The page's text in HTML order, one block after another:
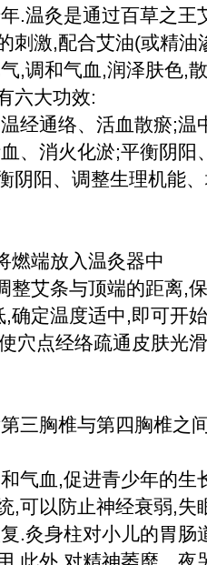
.温灸是通过百草之王
刺激,配合艾油(或精
,调和气血,润泽肤色,
六大功效:
经通络、活血散瘀;温
、消火化淤;平衡阴
阴阳、调整生理机能
燃端放入温灸器中
整艾条与顶端的距离,
确定温度适中,即可开
穴点经络疏通皮肤光
三胸椎与第四胸椎之
气血,促进青少年的生
,可以防止神经衰弱,失
.灸身柱对小儿的胃肠